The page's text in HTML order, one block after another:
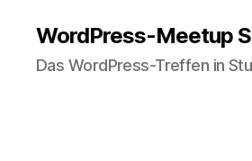
WordPress-Meetup
Das WordPress-Treffen in